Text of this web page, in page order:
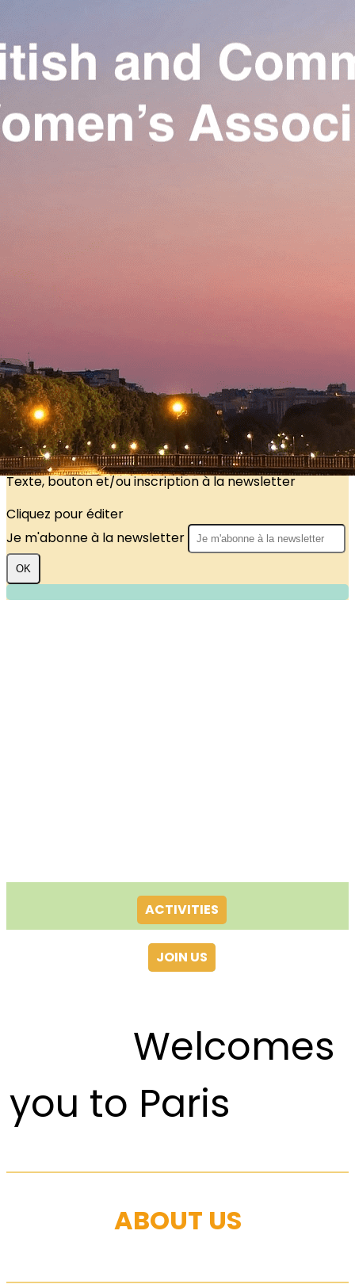
Exporter uniquement les colonnes affichées
Ajoutez un logo, un bouton, des réseaux sociaux
Our Association
Activities
Join us
?>
Images de la page d'accueil
Cliquez pour éditer
Texte, bouton et/ou inscription à la newsletter
Cliquez pour éditer
Je m'abonne à la newsletter
OK
ACTIVITIES
JOIN US
Welcomes
you to Paris
ABOUT US